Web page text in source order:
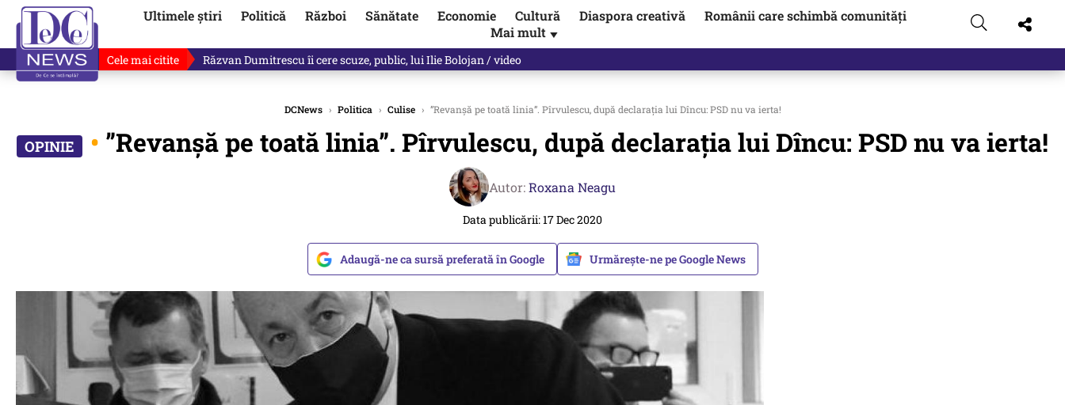
Ultimele știri Politică Război Sănătate Economie Cultură Diaspora creativă
Românii care schimbă comunități
Mai mult ▼
Cele mai citite Ultimele informații după atacul asupra ANCPI. Când va fi pus sistemul în funcțiune
DCNews › Politica › Culise › ”Revanșă pe toată linia”. Pîrvulescu, după declarația lui Dîncu: PSD nu va ierta!
• ”Revanșă pe toată linia”. Pîrvulescu, după declarația lui Dîncu: PSD nu va ierta!
Autor:Roxana Neagu
Data publicării: 17 Dec 2020
Adaugă-ne ca sursă preferată în Google Urmărește-ne pe Google News